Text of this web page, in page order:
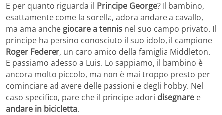
E per quanto riguarda il Principe George? Il bambino,
esattamente come la sorella, adora andare a cavallo,
ma ama anche giocare a tennis nel suo campo privato. Il
principe ha persino conosciuto il suo idolo, il campione
Roger Federer, un caro amico della famiglia Middleton.
E passiamo adesso a Luis. Lo sappiamo, il bambino è
ancora molto piccolo, ma non è mai troppo presto per
cominciare ad avere delle passioni e degli hobby. Nel
caso specifico, pare che il principe adori disegnare e
andare in bicicletta.